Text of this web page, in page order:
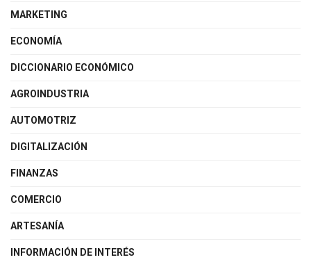
MARKETING
ECONOMÍA
DICCIONARIO ECONÓMICO
AGROINDUSTRIA
AUTOMOTRIZ
DIGITALIZACIÓN
FINANZAS
COMERCIO
ARTESANÍA
INFORMACIÓN DE INTERÉS